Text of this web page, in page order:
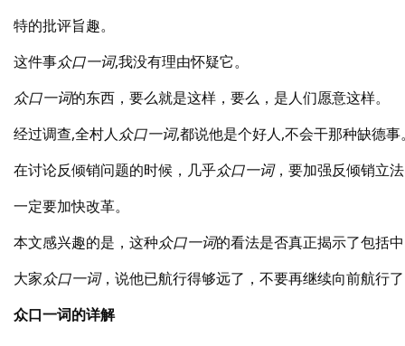
特的批评旨趣。
这件事众口一词,我没有理由怀疑它。
众口一词的东西，要么就是这样，要么，是人们愿意这样。
经过调查,全村人众口一词,都说他是个好人,不会干那种缺德事
在讨论反倾销问题的时候，几乎众口一词，要加强反倾销立
一定要加快改革。
本文感兴趣的是，这种众口一词的看法是否真正揭示了包括
大家众口一词，说他已航行得够远了，不要再继续向前航行
众口一词的详解